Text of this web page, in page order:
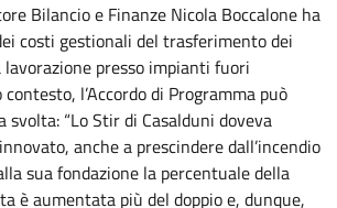
Bilancio e Finanze Nicola Boccalone ha
costi gestionali del trasferimento dei
presso impianti fuori
l’Accordo di Programma può
“Lo Stir di Casalduni doveva
anche a prescindere dall’incendio
sua fondazione la percentuale della
è aumentata più del doppio e, dunque,